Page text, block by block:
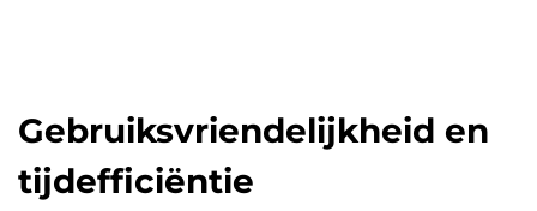
Gebruiksvriendelijkheid en
tijdefficiëntie